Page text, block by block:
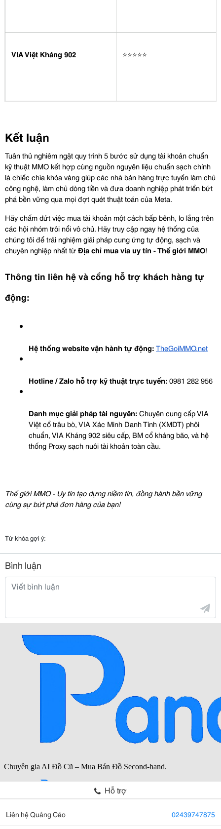
VIA Việt Kháng 902 ⭐️⭐️⭐️⭐️⭐️
Kết luận
Tuân thủ nghiêm ngặt quy trình 5 bước sử dụng tài khoản chuẩn
kỹ thuật MMO kết hợp cùng nguồn nguyên liệu chuẩn sạch chính
là chiếc chìa khóa vàng giúp các nhà bán hàng trực tuyến làm chủ
công nghệ, làm chủ dòng tiền và đưa doanh nghiệp phát triển bứt
phá bền vững qua mọi đợt quét thuật toán của Meta.
Hãy chấm dứt việc mua tài khoản một cách bấp bênh, lo lắng trên
các hội nhóm trôi nổi vô chủ. Hãy truy cập ngay hệ thống của
chúng tôi để trải nghiệm giải pháp cung ứng tự động, sạch và
chuyên nghiệp nhất từ Địa chỉ mua via uy tín - Thế giới MMO!
Thông tin liên hệ và cổng hỗ trợ khách hàng tự
động:
Hệ thống website vận hành tự động:TheGoiMMO.net
Hotline / Zalo hỗ trợ kỹ thuật trực tuyến: 0981 282 956
Danh mục giải pháp tài nguyên: Chuyên cung cấp VIA
Việt cổ trâu bò, VIA Xác Minh Danh Tính (XMDT) phôi
chuẩn, VIA Kháng 902 siêu cấp, BM cổ kháng bão, và hệ
thống Proxy sạch nuôi tài khoản toàn cầu.
Thế giới MMO - Uy tín tạo dựng niềm tin, đồng hành bền vững
cùng sự bứt phá đơn hàng của bạn!
Từ khóa gợi ý:
Bình luận
Hỗ trợ
Liên hệ Quảng Cáo 02439747875